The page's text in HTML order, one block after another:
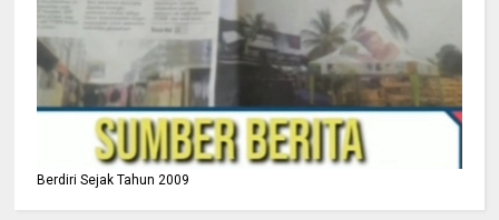
Berdiri Sejak Tahun 2009